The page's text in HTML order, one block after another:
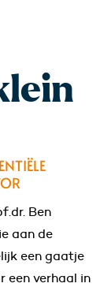
Ben
aan de
een gaatje
een verhaal in